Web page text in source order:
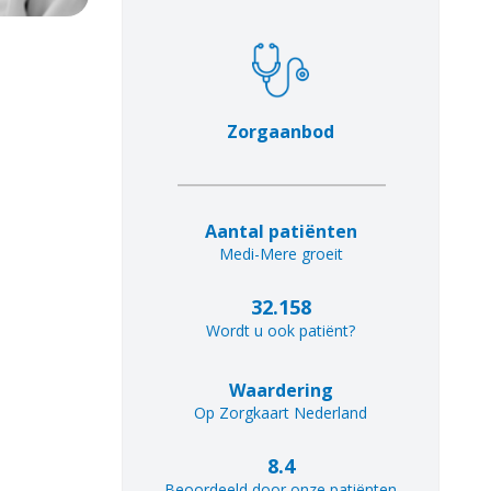
Zorgaanbod
Aantal patiënten
Medi-Mere groeit
32.158
Wordt u ook patiënt?
Waardering
Op Zorgkaart Nederland
8.4